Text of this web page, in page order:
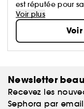
est réputée pour
l’innovation et son
est membre du
le domaine du
possède un large
luxe, du sport et
Voir plus
Newsletter
Recevez les
Sephora par email